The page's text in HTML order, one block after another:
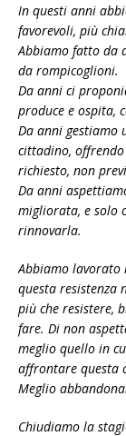
In questi anni
favorevoli, più
Abbiamo fatto da
da rompicoglioni.
Da anni ci
produce e ospita,
Da anni gestiamo
cittadino, offrendo
richiesto, non
Da anni
migliorata, e solo
rinnovarla.
Abbiamo lavorato
questa resistenza
più che resistere,
fare. Di non
meglio quello in
affrontare questa
Meglio
Chiudiamo la